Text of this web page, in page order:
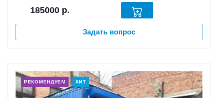
185000 р.
Задать вопрос
РЕКОМЕНДУЕМ ХИТ